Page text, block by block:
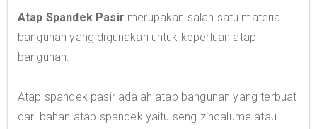
Atap Spandek Pasir merupakan salah satu material
bangunan yang digunakan untuk keperluan atap
bangunan.
Atap spandek pasir adalah atap bangunan yang terbuat
dari bahan atap spandek yaitu seng zincalume atau